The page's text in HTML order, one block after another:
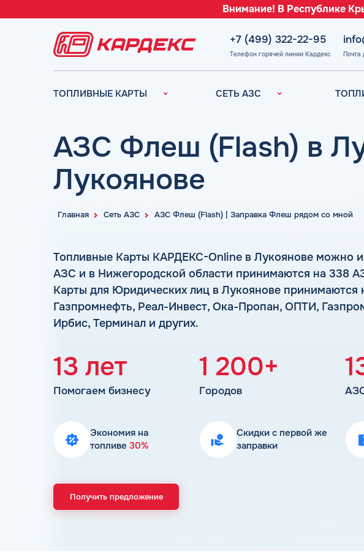
Внимание! В Республике
+7 (499) 322-22-95
Телефон горячей линии Кардекс Почта
ТОПЛИВНЫЕ КАРТЫ
Преимущества
Индивидуальный
подход
Автомойки
Шиномонтаж
Вопросы и Ответы
СЕТЬ АЗС
АЗС Газпромнефть
АЗС Газпром
АЗС
Нефтьмагистраль
Бензин
Цена
Главная Сеть АЗС АЗС Флеш (Flash) | Заправка Флеш рядом со мной
АЗС Флеш (Flash) в
Лукоянове
Топливные Карты КАРДЕКС-Online в Лукоянове можно
АЗС и в Нижегородской области принимаются на 338
Карты для Юридических лиц в Лукоянове принимаются
Газпромнефть, Реал-Инвест, Ока-Пропан, ОПТИ,
Ирбис, Терминал и других.
13 лет
Помогаем бизнесу
1 200+
Городов
Экономия на
топливе30%
Скидки с первой же
заправки
Получить предложение